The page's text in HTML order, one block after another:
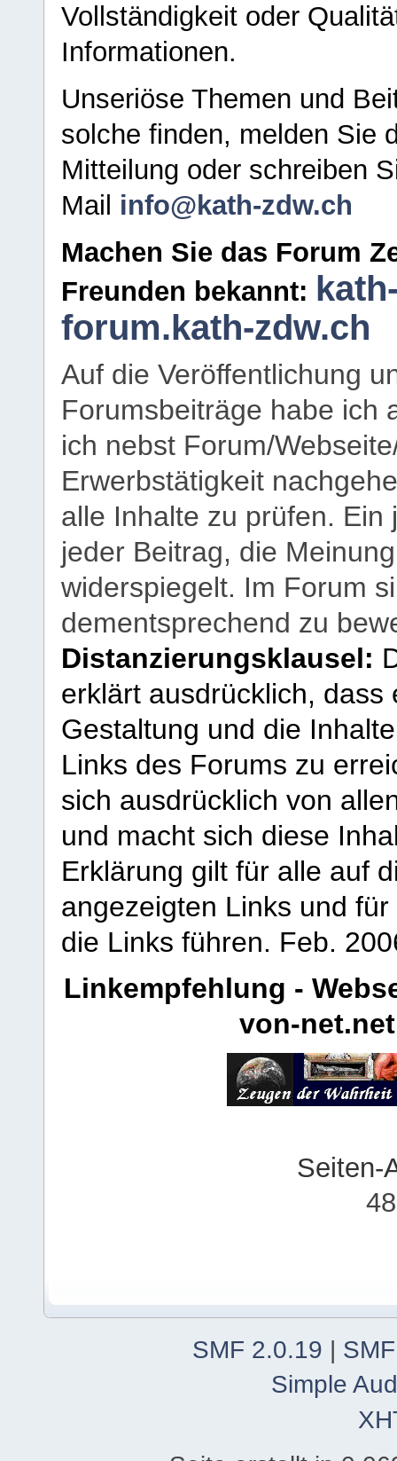
Vollständigkeit oder
Informationen.
Unseriöse Themen und
solche finden, melden Sie
Mitteilung oder schreiben
Mail info@kath-zdw.ch
Machen Sie das Forum
Freunden bekannt:
forum.kath-zdw.ch
Auf die Veröffentlichung
Forumsbeiträge habe ich
ich nebst Forum/
Erwerbstätigkeit
alle Inhalte zu prüfen.
jeder Beitrag, die
widerspiegelt. Im Forum
dementsprechend zu
Distanzierungsklausel:
erklärt ausdrücklich,
Gestaltung und die
Links des Forums zu
sich ausdrücklich von
und macht sich diese
Erklärung gilt für alle auf
angezeigten Links und
die Links führen. Feb.
Linkempfehlung -
von-net.net
Seiten-
SMF 2.0.19
Simple